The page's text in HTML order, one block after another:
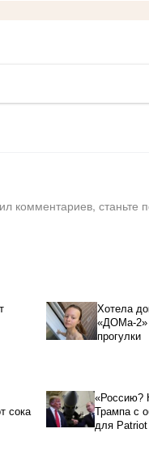
комментариев, станьте
Хотела
«ДОМа-2»
прогулки
сока
«Россию?
Трампа с
для Patriot